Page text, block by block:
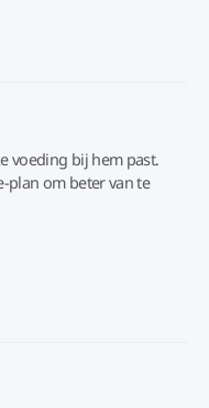
voeding bij hem past.
plan om beter van te